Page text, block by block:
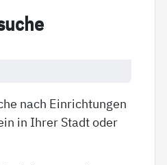
nach Einrichtungen
in Ihrer Stadt oder